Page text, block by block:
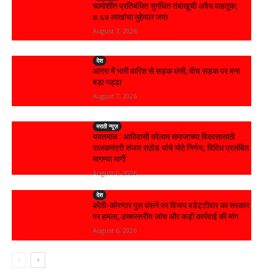
चामोर्शीत प्रतिबंधित सुगंधित तंबाखूची अवैध वाहतूक;
₹७.६७ लाखांचा मुद्देमाल जप्त
August 7, 2026
देश
आगरा में भारी बारिश से सड़क धंसी, बीच सड़क पर बना
बड़ा गड्ढा
August 7, 2026
मराठी न्यूज़
यवतमाळ : आदिवासी कोलाम समाजाच्या विकासासाठी
पालकमंत्री संजय राठोड यांचे मोठे निर्णय; विविध प्रलंबित
मागण्या मार्गी
August 6, 2026
देश
कोठी-कोरणार पुल धंसने पर विजय वडेट्टीवार का सरकार
पर हमला, उच्चस्तरीय जांच और कड़ी कार्रवाई की मांग
August 6, 2026